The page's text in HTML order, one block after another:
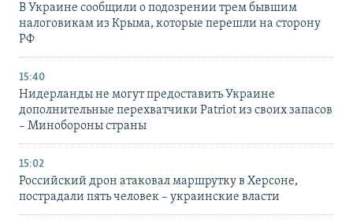
В Украине сообщили о подозрении трем бывшим
налоговикам из Крыма, которые перешли на сторону
РФ
15:40
Нидерланды не могут предоставить Украине
дополнительные перехватчики Patriot из своих запасов
– Минобороны страны
15:02
Российский дрон атаковал маршрутку в Херсоне,
пострадали пять человек – украинские власти